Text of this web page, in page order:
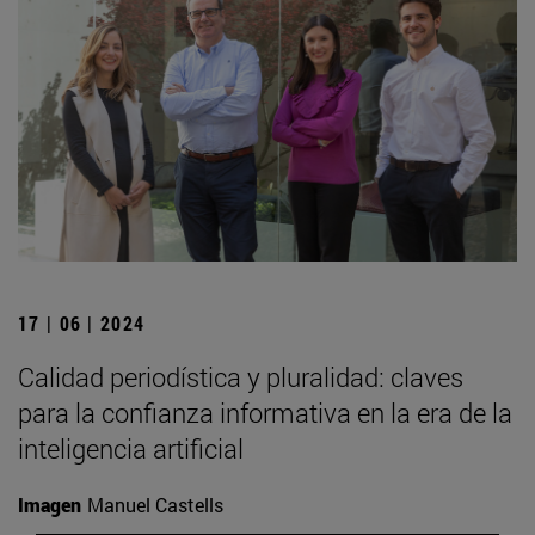
17 | 06 | 2024
Calidad periodística y pluralidad: claves
para la confianza informativa en la era de la
inteligencia artificial
Imagen Manuel Castells